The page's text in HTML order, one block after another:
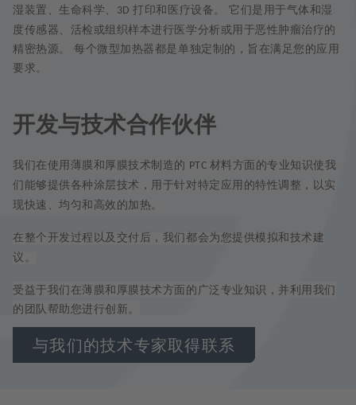
湿装置、生命科学、 3D打印和医疗设备。
它们是用于气体和湿
度传感器、活检或组织样本进行医学分析或用于恶性肿瘤治疗的
精密热源。
每个微型加热器都是单独定制的，旨在满足您的应用
要求。
开发与技术合作伙伴
我们在使用薄膜和厚膜技术制造的 PTC 材料方面的专业知识使我
们能够提供各种涂层技术，用于针对特定应用的特性调整，以实
现快速、均匀和高效的加热。
在整个开发过程以及交付后，我们都会为您提供模拟和技术建
议。
受益于我们在薄膜和厚膜技术方面的广泛专业知识，并利用我们
的团队帮助您进行创新。
与我们的技术专家取得联系